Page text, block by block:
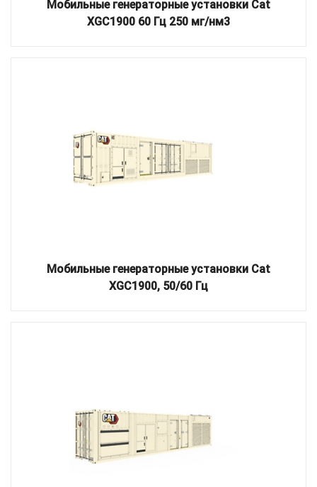
Мобильные генераторные установки Cat
XGC1900 60 Гц 250 мг/нм3
Мобильные генераторные установки Cat
XGC1900, 50/60 Гц